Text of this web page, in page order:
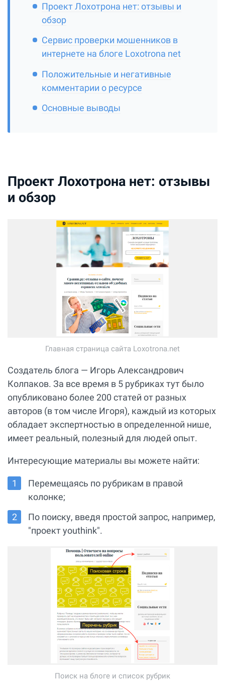
Проект Лохотрона нет: отзывы и
обзор
Сервис проверки мошенников в
интернете на блоге Loxotrona net
Положительные и негативные
комментарии о ресурсе
Основные выводы
Проект Лохотрона нет: отзывы
и обзор
Главная страница сайта Loxotrona.net
Создатель блога — Игорь Александрович
Колпаков. За все время в 5 рубриках тут было
опубликовано более 200 статей от разных
авторов (в том числе Игоря), каждый из которых
обладает экспертностью в определенной нише,
имеет реальный, полезный для людей опыт.
Интересующие материалы вы можете найти:
Перемещаясь по рубрикам в правой
колонке;
По поиску, введя простой запрос, например,
"проект youthink".
Поиск на блоге и список рубрик